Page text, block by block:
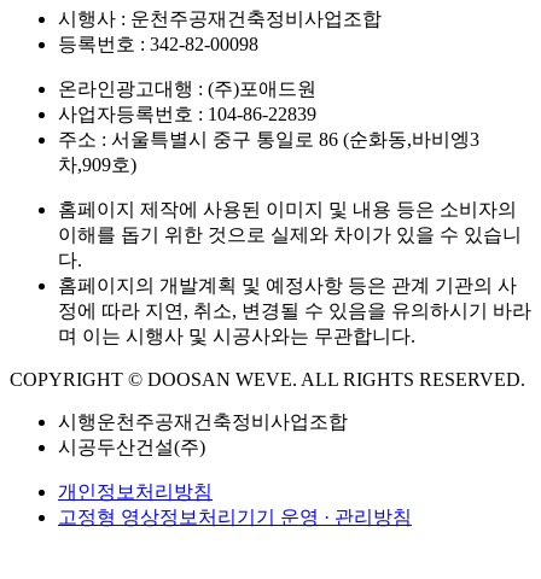
시행사 : 운천주공재건축정비사업조합
등록번호 : 342-82-00098
온라인광고대행 : (주)포애드원
사업자등록번호 : 104-86-22839
주소 : 서울특별시 중구 통일로 86 (순화동,바비엥3
차,909호)
홈페이지 제작에 사용된 이미지 및 내용 등은 소비자의
이해를 돕기 위한 것으로 실제와 차이가 있을 수 있습니
다.
홈페이지의 개발계획 및 예정사항 등은 관계 기관의 사
정에 따라 지연, 취소, 변경될 수 있음을 유의하시기 바라
며 이는 시행사 및 시공사와는 무관합니다.
COPYRIGHT © DOOSAN WEVE. ALL RIGHTS RESERVED.
시행운천주공재건축정비사업조합
시공두산건설(주)
개인정보처리방침
고정형 영상정보처리기기 운영 · 관리방침